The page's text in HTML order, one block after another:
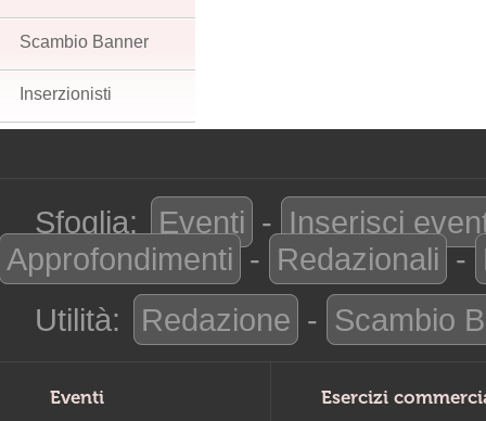
Scambio Banner
Inserzionisti
Sfoglia: Eventi - Inserisci
Approfondimenti - Redazionali -
Utilità:
Redazione - Scambio
Eventi Esercizi